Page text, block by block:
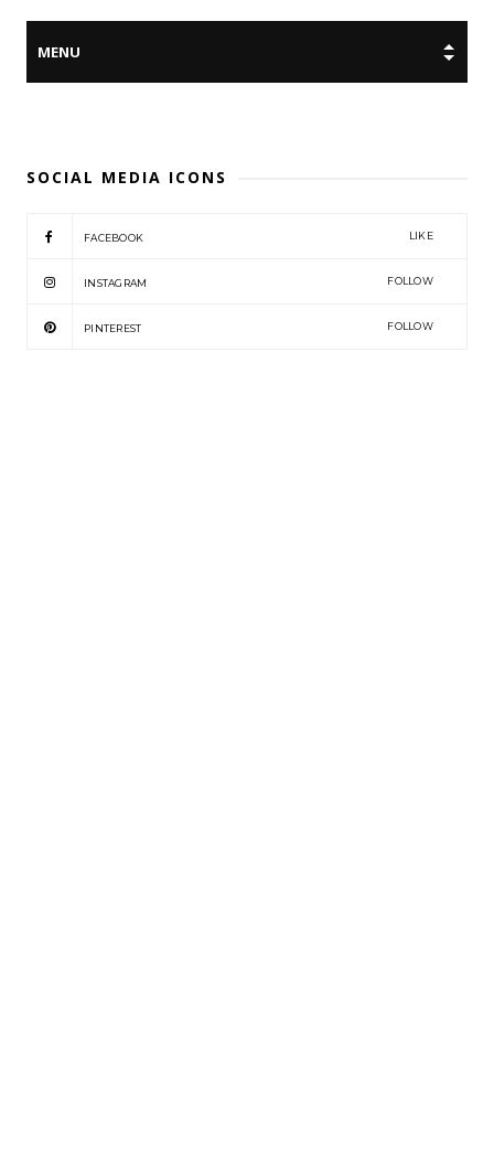
SOCIAL MEDIA ICONS
FACEBOOK LIKE
INSTAGRAM FOLLOW
PINTEREST FOLLOW